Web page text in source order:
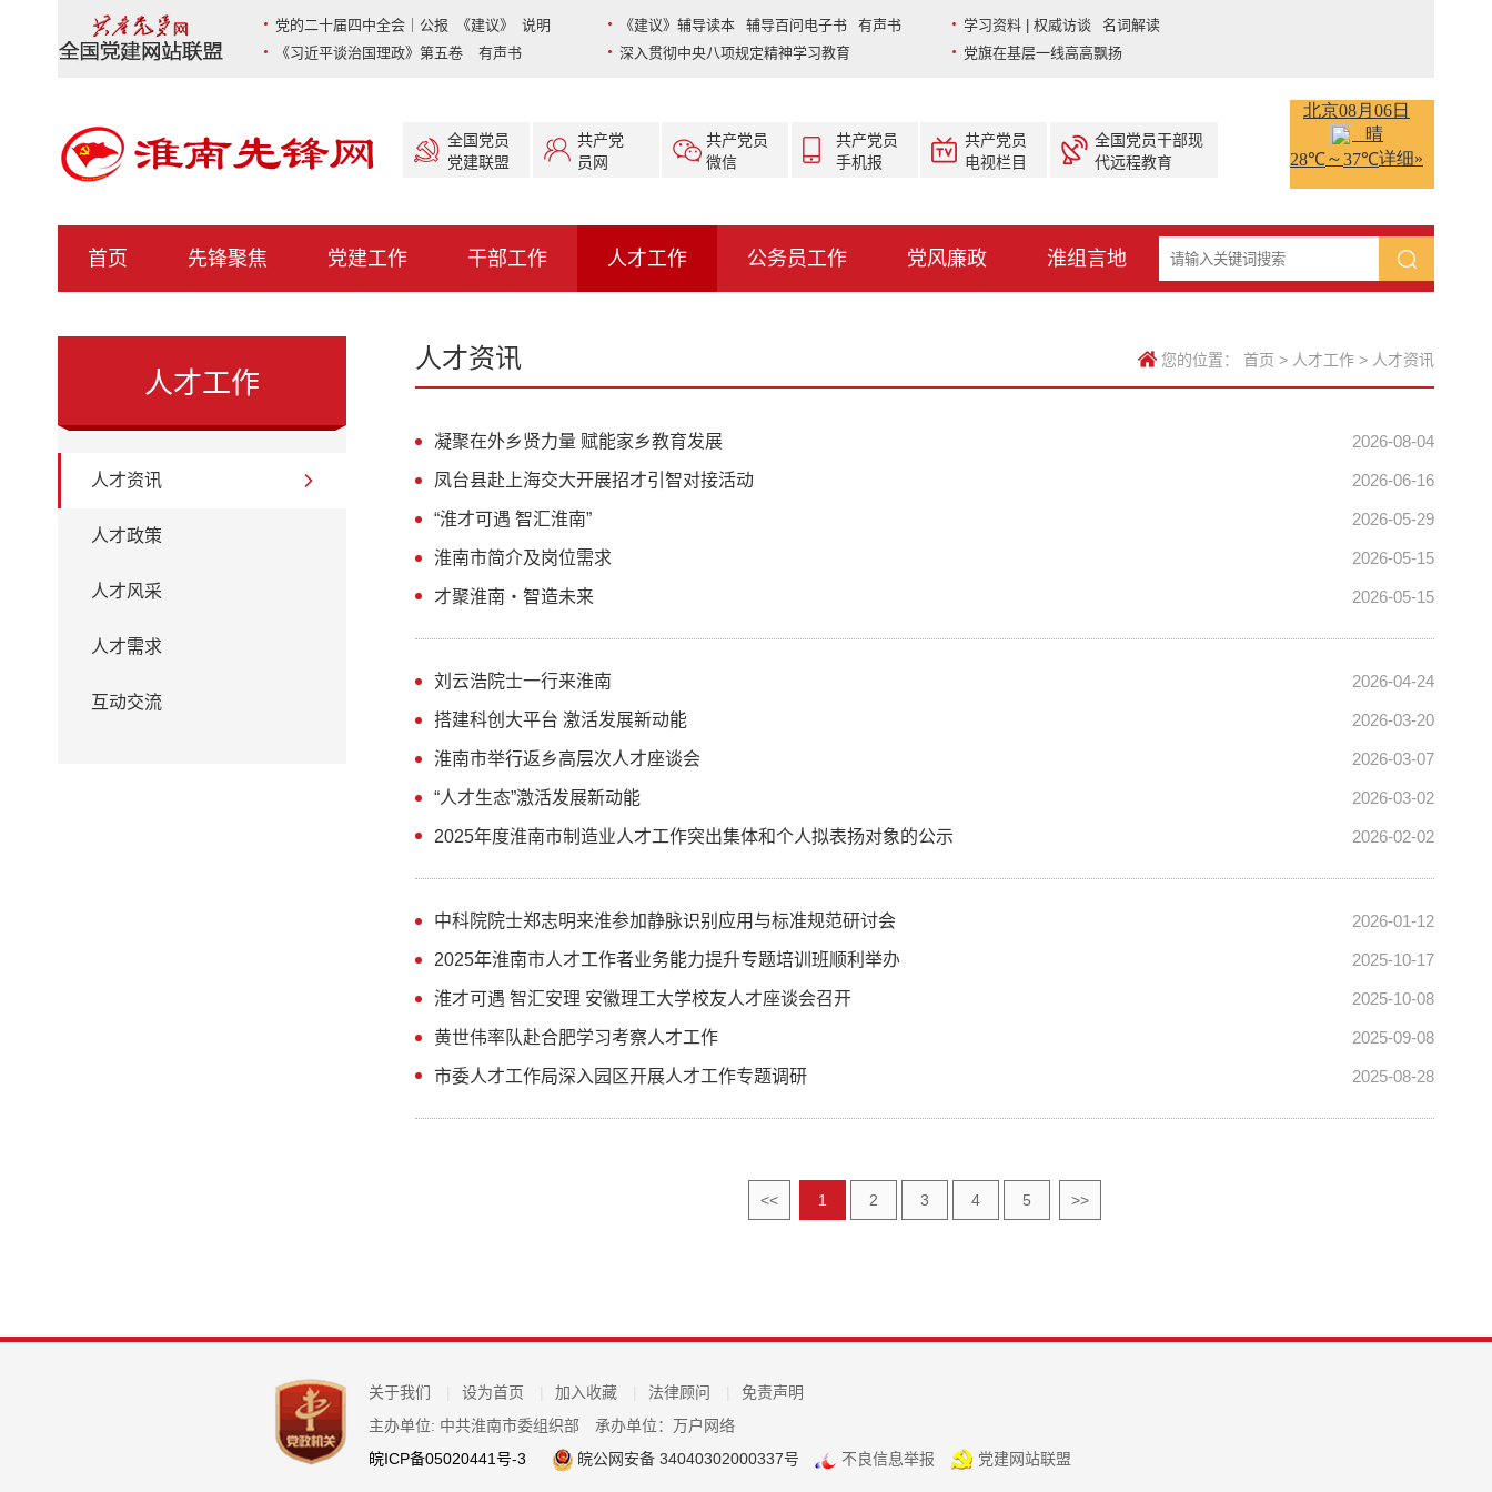
党的二十届四中全会｜公报 《建议》 说明 《建议》辅导读本 辅导百问电子书 有声书
学习资料 | 权威访谈 名词解读
《习近平谈治国理政》第五卷 有声书
深入贯彻中央八项规定精神学习教育 党旗在基层一线高高飘扬
全国党员
党建联盟
共产党
员网
共产党员
微信
共产党员
手机报
共产党员
电视栏目
全国党员干部现
代远程教育
首页 先锋聚焦 党建工作 干部工作 人才工作 公务员工作 党风廉政 淮组言地
人才工作
人才资讯
人才政策
人才风采
人才需求
互动交流
人才资讯 您的位置： 首页 > 人才工作 > 人才资讯
凝聚在外乡贤力量 赋能家乡教育发展 2026-08-04
凤台县赴上海交大开展招才引智对接活动 2026-06-16
“淮才可遇 智汇淮南” 2026-05-29
淮南市简介及岗位需求 2026-05-15
才聚淮南・智造未来 2026-05-15
刘云浩院士一行来淮南 2026-04-24
搭建科创大平台 激活发展新动能 2026-03-20
淮南市举行返乡高层次人才座谈会 2026-03-07
“人才生态”激活发展新动能 2026-03-02
2025年度淮南市制造业人才工作突出集体和个人拟表扬对象的公示 2026-02-02
中科院院士郑志明来淮参加静脉识别应用与标准规范研讨会 2026-01-12
2025年淮南市人才工作者业务能力提升专题培训班顺利举办 2025-10-17
淮才可遇 智汇安理 安徽理工大学校友人才座谈会召开 2025-10-08
黄世伟率队赴合肥学习考察人才工作 2025-09-08
市委人才工作局深入园区开展人才工作专题调研 2025-08-28
<< 1 2 3 4 5 >>
关于我们 设为首页 加入收藏 法律顾问
免责声明
主办单位: 中共淮南市委组织部
承办单位：万户网络
皖ICP备05020441号-3
皖公网安备 34040302000337号 不良信息举报 党建网站联盟